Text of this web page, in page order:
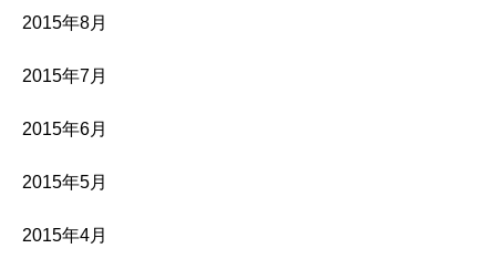
2015年8月
2015年7月
2015年6月
2015年5月
2015年4月